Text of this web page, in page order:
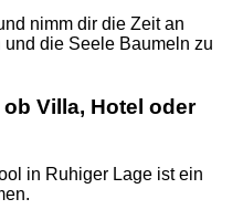
nimm dir die Zeit an
und die Seele Baumeln zu
Villa, Hotel oder
in Ruhiger Lage ist ein